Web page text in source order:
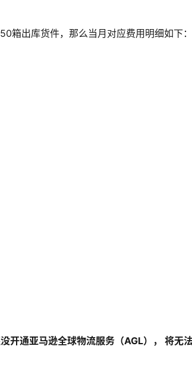
箱出库货件，那么当月对应费用明细如下：
开通亚马逊全球物流服务（AGL）， 将无